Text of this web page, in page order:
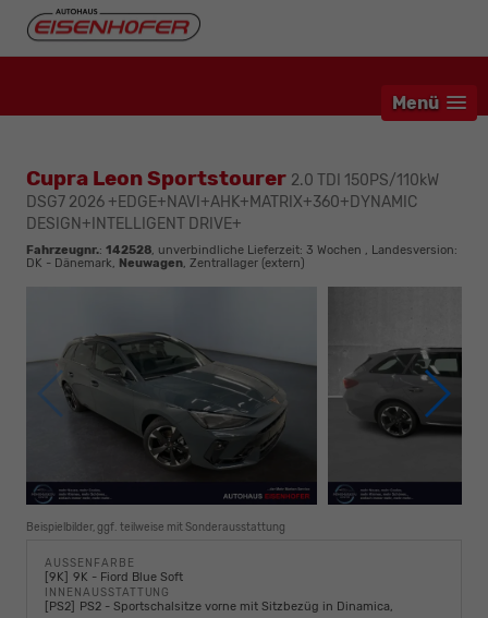
Menü
Cupra Leon Sportstourer 2.0 TDI 150PS/110kW
DSG7 2026 +EDGE+NAVI+AHK+MATRIX+360+DYNAMIC
DESIGN+INTELLIGENT DRIVE+
Fahrzeugnr.: 142528, unverbindliche Lieferzeit: 3 Wochen , Landesversion:
DK - Dänemark, Neuwagen, Zentrallager (extern)
Beispielbilder, ggf. teilweise mit Sonderausstattung
AUSSENFARBE
9K 9K - Fiord Blue Soft
INNENAUSSTATTUNG
PS2
PS2 - Sportschalsitze vorne mit Sitzbezüg in Dinamica,